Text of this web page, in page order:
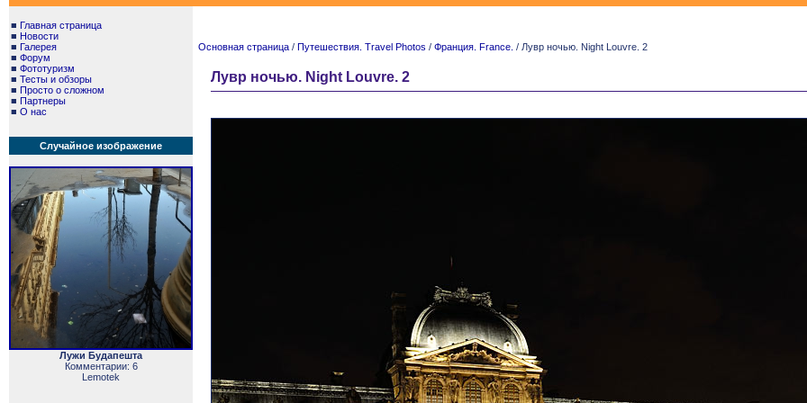
■ Главная страница
■ Новости
■ Галерея
■ Форум
■ Фототуризм
■ Тесты и обзоры
■ Просто о сложном
■ Партнеры
■ О нас
Случайное изображение
Лужи Будапешта
Комментарии: 6
Lemotek
Основная страница / Путешествия. Travel Photos / Франция. France. / Лувр ночью. Night Louvre. 2
Лувр ночью. Night Louvre. 2